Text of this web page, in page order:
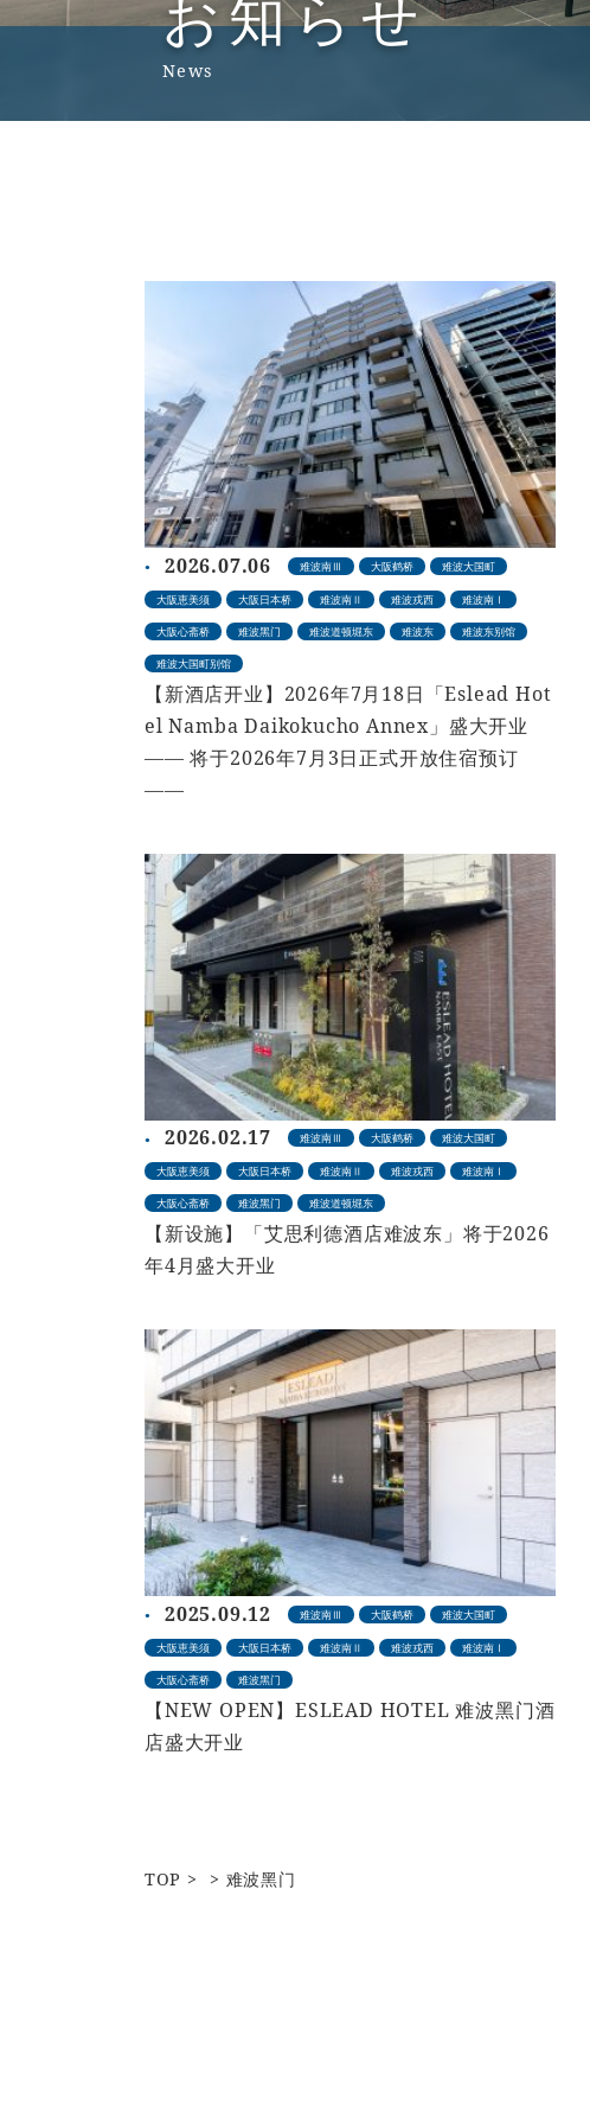
お知らせ
News
2026.07.06 难波南Ⅲ 大阪鹤桥 难波大国町
大阪恵美须 大阪日本桥 难波南Ⅱ 难波戎西 难波南Ⅰ
大阪心斋桥 难波黑门 难波道顿堀东 难波东 难波东别馆
难波大国町别馆
【新酒店开业】2026年7月18日「Eslead Hot
el Namba Daikokucho Annex」盛大开业
—— 将于2026年7月3日正式开放住宿预订
——
2026.02.17 难波南Ⅲ 大阪鹤桥 难波大国町
大阪恵美须 大阪日本桥 难波南Ⅱ 难波戎西 难波南Ⅰ
大阪心斋桥 难波黑门 难波道顿堀东
【新设施】「艾思利德酒店难波东」将于2026
年4月盛大开业
2025.09.12 难波南Ⅲ 大阪鹤桥 难波大国町
大阪恵美须 大阪日本桥 难波南Ⅱ 难波戎西 难波南Ⅰ
大阪心斋桥 难波黑门
【NEW OPEN】ESLEAD HOTEL 难波黑门酒
店盛大开业
TOP 难波黑门